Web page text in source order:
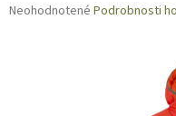
Priemerné
Neohodnotené Podrobnosti